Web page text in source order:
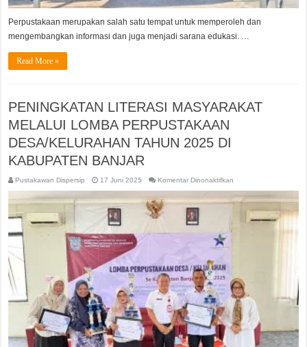
Perpustakaan merupakan salah satu tempat untuk memperoleh dan
mengembangkan informasi dan juga menjadi sarana edukasi. …
Read More »
PENINGKATAN LITERASI MASYARAKAT
MELALUI LOMBA PERPUSTAKAAN
DESA/KELURAHAN TAHUN 2025 DI
KABUPATEN BANJAR
Pustakawan Dispersip 17 Juni 2025 Komentar Dinonaktifkan
LITERASI
MASYARAKAT
LOMBA
PERPUSTAKAAN